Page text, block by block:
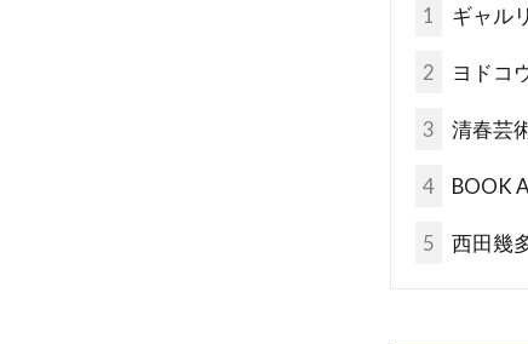
1 ギャル
2 ヨドコ
3 清春芸
4 BOOK
5 西田幾